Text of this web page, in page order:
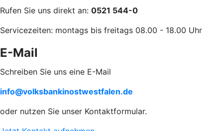
Rufen Sie uns direkt an: 0521 544-0
Servicezeiten: montags bis freitags 08.00 - 18.00 Uhr
E-Mail
Schreiben Sie uns eine E-Mail
info@volksbankinostwestfalen.de
oder nutzen Sie unser Kontaktformular.